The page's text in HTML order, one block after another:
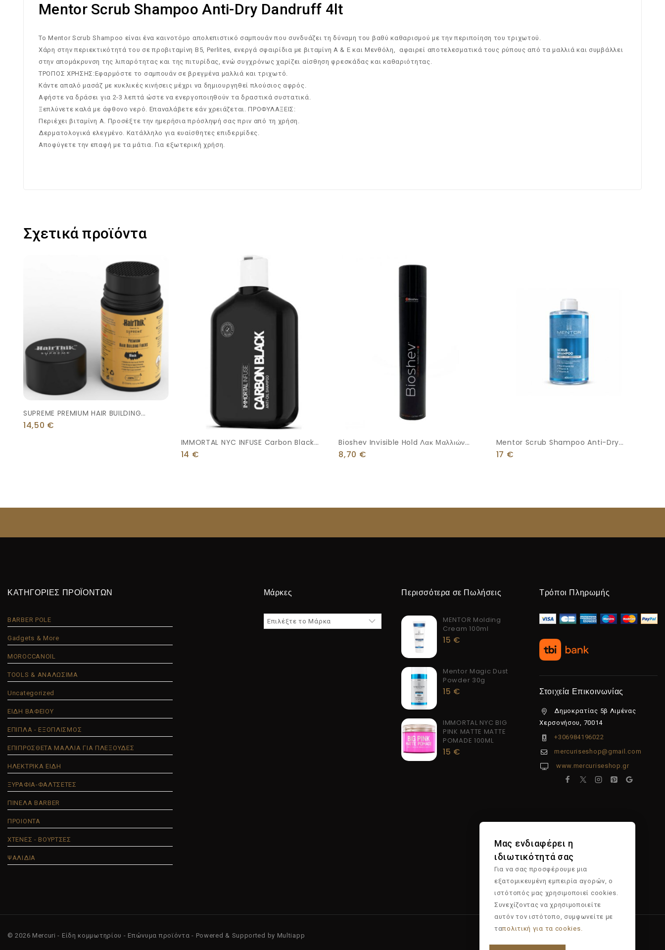
Mentor Scrub Shampoo Anti-Dry Dandruff 4lt
Το Mentor Scrub Shampoo είναι ένα καινοτόμο απολεπιστικό σαμπουάν που συνδυάζει τη δύναμη του βαθύ καθαρισμού με την περιποίηση του τριχωτού.
Χάρη στην περιεκτικότητά του σε προβιταμίνη Β5, Perlites, ενεργά σφαιρίδια με βιταμίνη Α & Ε και Μενθόλη, αφαιρεί αποτελεσματικά τους ρύπους από τα μαλλιά και συμβάλλει
στην απομάκρυνση της λιπαρότητας και της πιτυρίδας, ενώ συγχρόνως χαρίζει αίσθηση φρεσκάδας και καθαριότητας.
ΤΡΟΠΟΣ ΧΡΗΣΗΣ:Εφαρμόστε το σαμπουάν σε βρεγμένα μαλλιά και τριχωτό.
Κάντε απαλό μασάζ με κυκλικές κινήσεις μέχρι να δημιουργηθεί πλούσιος αφρός.
Αφήστε να δράσει για 2-3 λεπτά ώστε να ενεργοποιηθούν τα δραστικά συστατικά.
Ξεπλύνετε καλά με άφθονο νερό. Επαναλάβετε εάν χρειάζεται. ΠΡΟΦΥΛAΞΕΙΣ:
Περιέχει βιταμίνη Α. Προσέξτε την ημερήσια πρόσληψή σας πριν από τη χρήση.
Δερματολογικά ελεγμένο. Κατάλληλο για ευαίσθητες επιδερμίδες.
Αποφύγετε την επαφή με τα μάτια. Για εξωτερική χρήση.
Σχετικά προϊόντα
SUPREME PREMIUM HAIR BUILDING
FIBERS
14,50 €
IMMORTAL NYC INFUSE Carbon Black
Shampoo 500ml
14 €
Bioshev Invisible Hold Λακ Μαλλιών
Πολύ Δυνατό Κράτημα 500ml
8,70 €
Mentor Scrub Shampoo Anti-Dry
Dandruff 400ml
17 €
ΚΑΤΗΓΟΡΙΕΣ ΠΡΟΪΟΝΤΩΝ
BARBER POLE
Gadgets & More
MOROCCANOIL
TOOLS & ΑΝΑΛΩΣΙΜΑ
Uncategorized
ΕΙΔΗ ΒΑΦΕΙΟΥ
ΕΠΙΠΛΑ - ΕΞΟΠΛΙΣΜΟΣ
ΕΠΙΠΡΟΣΘΕΤΑ ΜΑΛΛΙΑ ΓΙΑ ΠΛΕΞΟΥΔΕΣ
ΗΛΕΚΤΡΙΚΑ ΕΙΔΗ
ΞΥΡΑΦΙΑ-ΦΑΛΤΣΕΤΕΣ
ΠΙΝΕΛΑ BARBER
ΠΡΟΙΟΝΤΑ
ΧΤΕΝΕΣ - ΒΟΥΡΤΣΕΣ
ΨΑΛΙΔΙΑ
Μάρκες Περισσότερα σε Πωλήσεις
MENTOR Molding
Cream 100ml
15 €
Mentor Magic Dust
Powder 30g
15 €
IMMORTAL NYC BIG
PINK MATTE MATTE
POMADE 100ML
15 €
Τρόποι Πληρωμής
Στοιχεία Επικοινωνίας
Δημοκρατίας 5β Λιμένας
Χερσονήσου, 70014
+306984196022
mercuriseshop@gmail.com
www.mercuriseshop.gr
© 2026 Mercuri - Είδη κομμωτηρίου - Επώνυμα προϊόντα - Powered & Supported by Multiapp
Μας ενδιαφέρει η
ιδιωτικότητά σας
Για να σας προσφέρουμε μια
εξατομικευμένη εμπειρία αγορών, ο
ιστότοπός μας χρησιμοποιεί cookies.
Συνεχίζοντας να χρησιμοποιείτε
αυτόν τον ιστότοπο, συμφωνείτε με
ταπολιτική για τα cookies.